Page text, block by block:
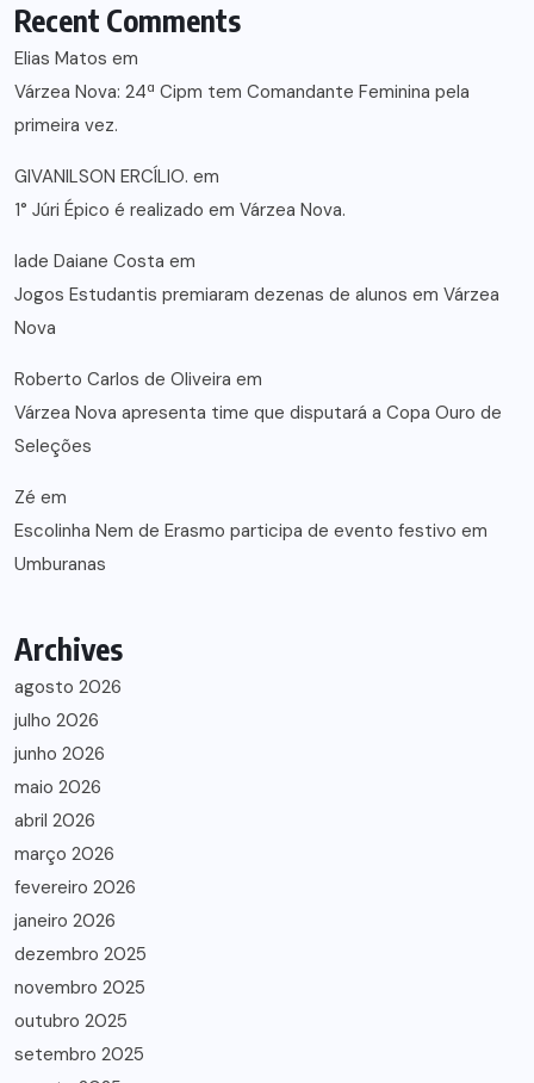
Recent Comments
Elias Matos em
Várzea Nova: 24ª Cipm tem Comandante Feminina pela
primeira vez.
GIVANILSON ERCÍLIO. em
1° Júri Épico é realizado em Várzea Nova.
lade Daiane Costa em
Jogos Estudantis premiaram dezenas de alunos em Várzea
Nova
Roberto Carlos de Oliveira em
Várzea Nova apresenta time que disputará a Copa Ouro de
Seleções
Zé em
Escolinha Nem de Erasmo participa de evento festivo em
Umburanas
Archives
agosto 2026
julho 2026
junho 2026
maio 2026
abril 2026
março 2026
fevereiro 2026
janeiro 2026
dezembro 2025
novembro 2025
outubro 2025
setembro 2025